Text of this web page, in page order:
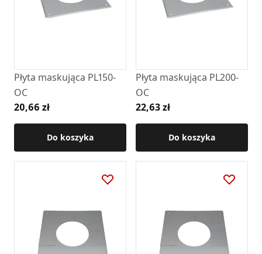
Płyta maskująca PL150-
OC
20,66 zł
Do koszyka
Płyta maskująca PL200-
OC
22,63 zł
Do koszyka